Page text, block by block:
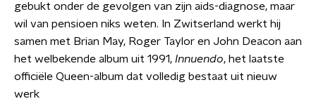
gebukt onder de gevolgen van zijn aids-diagnose, maar
wil van pensioen niks weten. In Zwitserland werkt hij
samen met Brian May, Roger Taylor en John Deacon aan
het welbekende album uit 1991, Innuendo, het laatste
officiële Queen-album dat volledig bestaat uit nieuw
werk